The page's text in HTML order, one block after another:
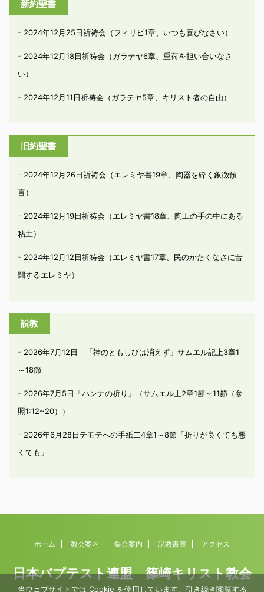
新約聖書
2024年12月25日祈祷会（フィリピ1章、いつも喜びなさい）
2024年12月18日祈祷会（ガラテヤ6章、重荷を担い合いなさ
い）
2024年12月11日祈祷会（ガラテヤ5章、キリスト者の自由）
旧約聖書
2024年12月26日祈祷会（エレミヤ書19章、陶器を砕く象徴預
言）
2024年12月19日祈祷会（エレミヤ書18章、陶工の手の中にある
粘土）
2024年12月12日祈祷会（エレミヤ書17章、民のかたくなさに苦
闘するエレミヤ）
説教
2026年7月12日 「神のともしびは消えず」サムエル記上3章1
～18節
2026年7月5日「ハンナの祈り」（サムエル上2章1節～11節（参
照1:12~20））
2026年6月28日テモテへの手紙二4章1～8節「折りが良くても悪
くても」
ホーム 教会案内 集会案内 説教書庫 アクセス
日本バプテスト連盟 篠崎キリスト教会
当ウェブサイトでは Cookie を使用しています。引き続き閲覧する